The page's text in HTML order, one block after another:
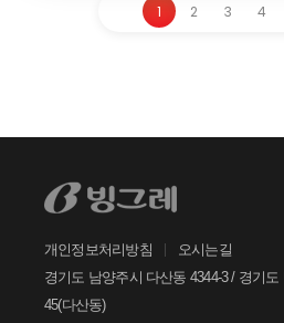
안녕하세요. 고객님
겠습니다.
1:1 문의하기
1 2 3 4
개인정보처리방침
오시는길
경기도 남양주시 다산동 4344-3 / 경기
45(다산동)